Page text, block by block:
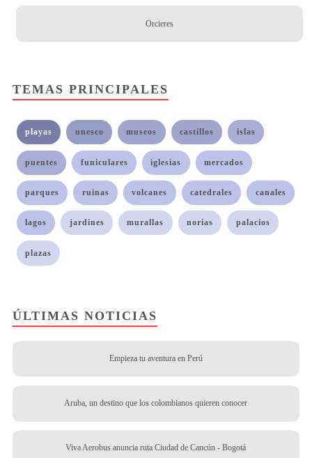
Orcieres
TEMAS PRINCIPALES
playas unesco museos castillos islas
puentes funiculares iglesias mercados
parques ruinas volcanes catedrales canales
lagos jardines murallas norias palacios
plazas
ÚLTIMAS NOTICIAS
Empieza tu aventura en Perú
Aruba, un destino que los colombianos quieren conocer
Viva Aerobus anuncia ruta Ciudad de Cancún - Bogotá